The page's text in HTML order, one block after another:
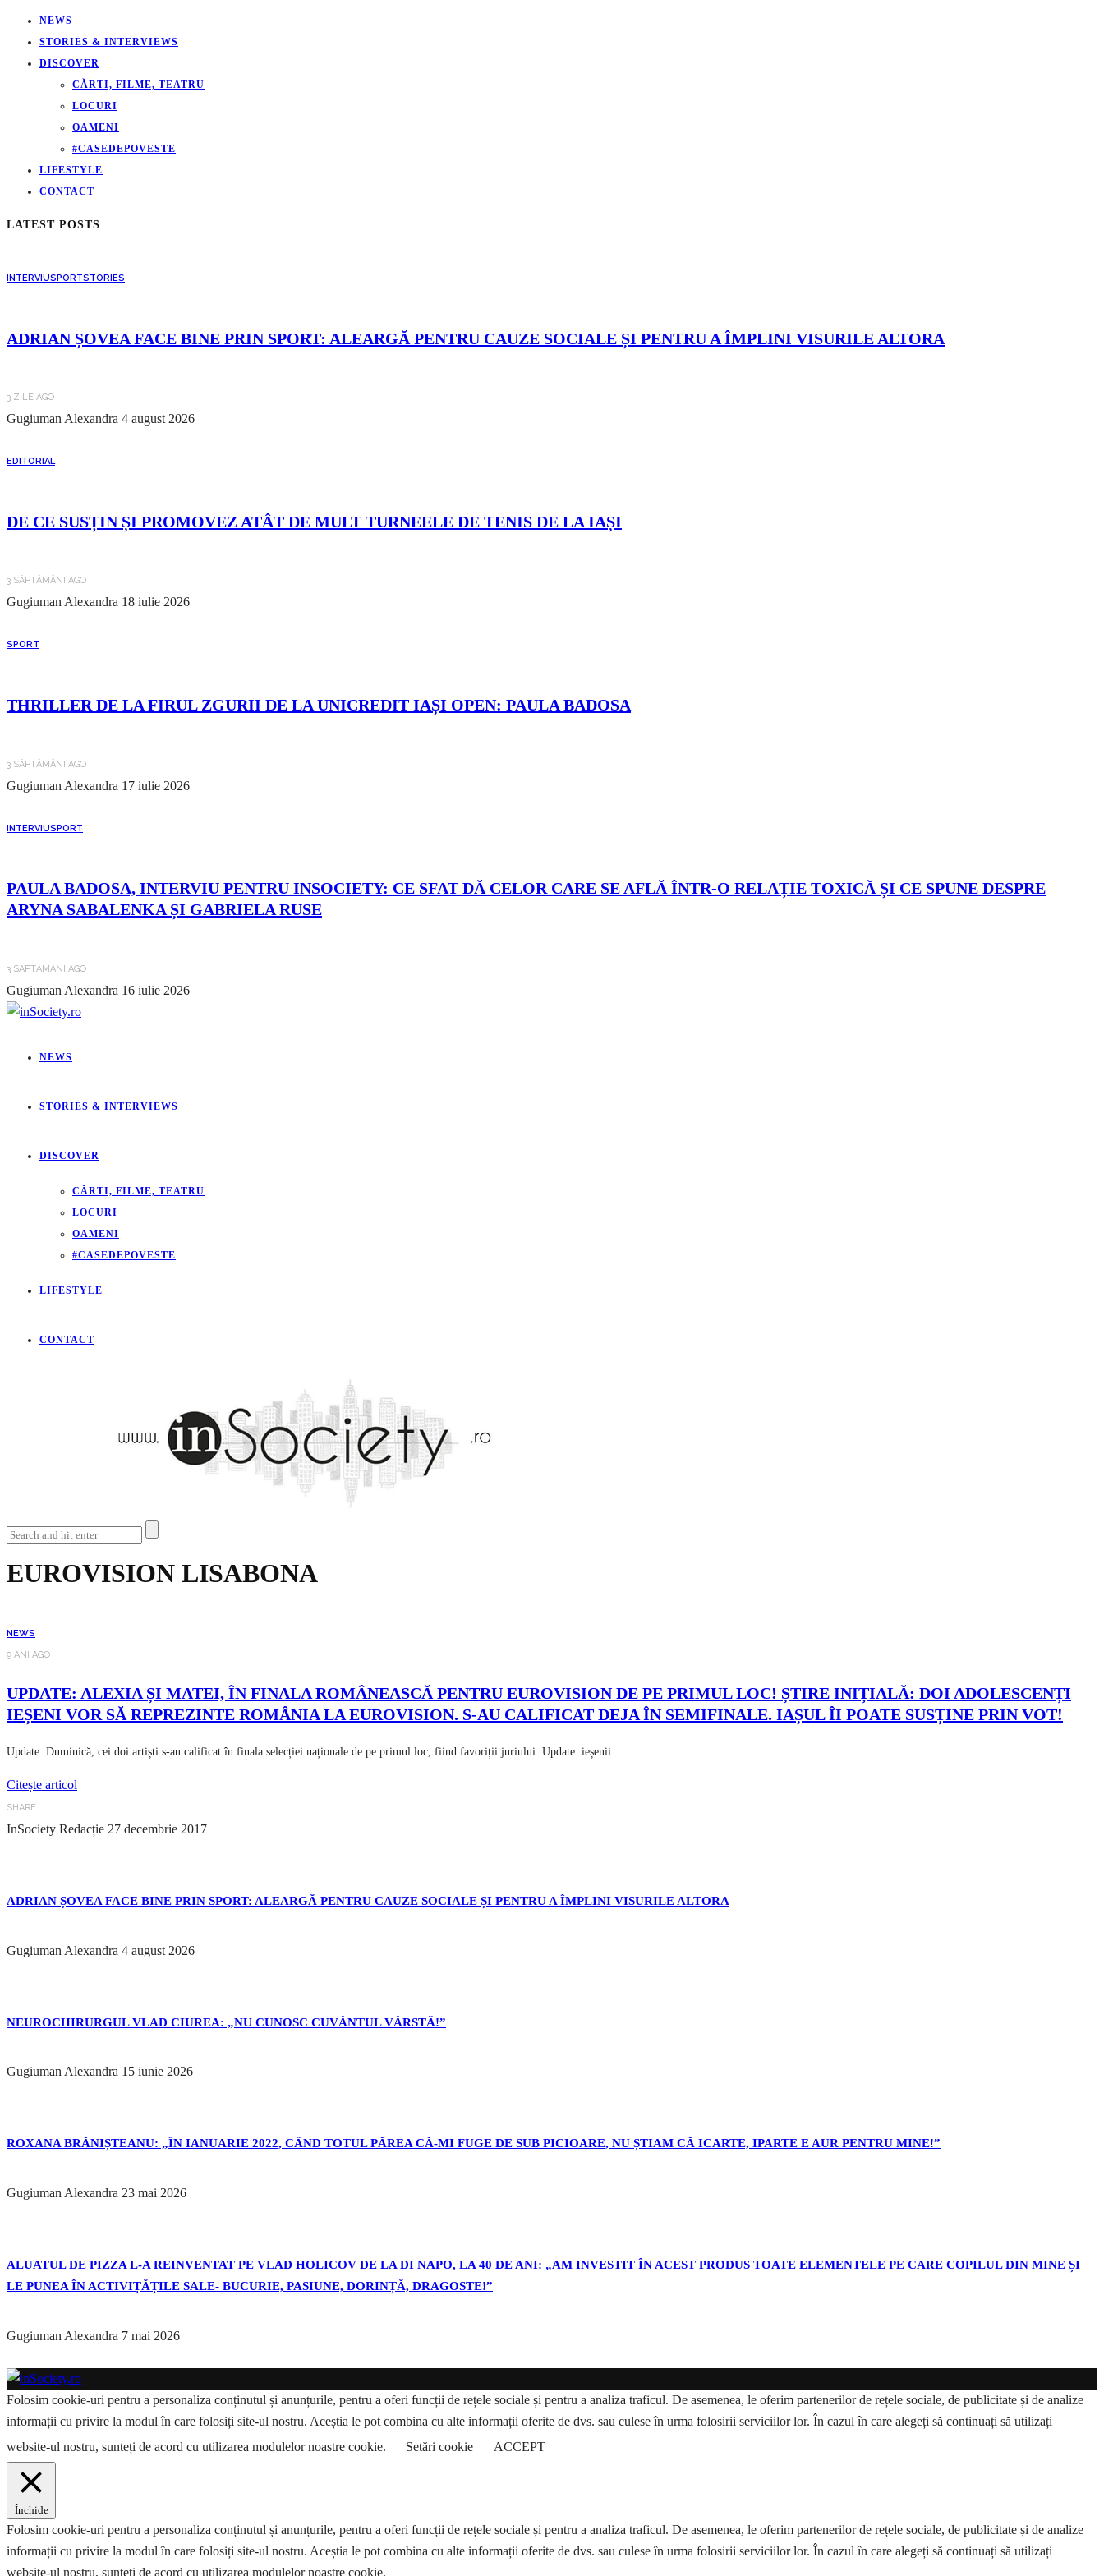
NEWS
STORIES & INTERVIEWS
DISCOVER
CĂRTI, FILME, TEATRU
LOCURI
OAMENI
#CASEDEPOVESTE
LIFESTYLE
CONTACT
LATEST POSTS
INTERVIUSPORTSTORIES
ADRIAN ȘOVEA FACE BINE PRIN SPORT: ALEARGĂ PENTRU CAUZE SOCIALE ȘI PENTRU A ÎMPLINI VISURILE ALTORA
3 ZILE AGO
Gugiuman Alexandra 4 august 2026
EDITORIAL
DE CE SUSȚIN ȘI PROMOVEZ ATÂT DE MULT TURNEELE DE TENIS DE LA IAȘI
3 SĂPTĂMÂNI AGO
Gugiuman Alexandra 18 iulie 2026
SPORT
THRILLER DE LA FIRUL ZGURII DE LA UNICREDIT IAȘI OPEN: PAULA BADOSA
3 SĂPTĂMÂNI AGO
Gugiuman Alexandra 17 iulie 2026
INTERVIUSPORT
PAULA BADOSA, INTERVIU PENTRU INSOCIETY: CE SFAT DĂ CELOR CARE SE AFLĂ ÎNTR-O RELAȚIE TOXICĂ ȘI CE SPUNE DESPRE
ARYNA SABALENKA ȘI GABRIELA RUSE
3 SĂPTĂMÂNI AGO
Gugiuman Alexandra 16 iulie 2026
NEWS
STORIES & INTERVIEWS
DISCOVER
CĂRTI, FILME, TEATRU
LOCURI
OAMENI
#CASEDEPOVESTE
LIFESTYLE
CONTACT
EUROVISION LISABONA
NEWS
9 ANI AGO
UPDATE: ALEXIA ȘI MATEI, ÎN FINALA ROMÂNEASCĂ PENTRU EUROVISION DE PE PRIMUL LOC! ȘTIRE INIȚIALĂ: DOI ADOLESCENȚI
IEȘENI VOR SĂ REPREZINTE ROMÂNIA LA EUROVISION. S-AU CALIFICAT DEJA ÎN SEMIFINALE. IAȘUL ÎI POATE SUSȚINE PRIN VOT!
Update: Duminică, cei doi artiști s-au calificat în finala selecției naționale de pe primul loc, fiind favoriții juriului. Update: ieșenii
Citește articol
SHARE
InSociety Redacție 27 decembrie 2017
ADRIAN ȘOVEA FACE BINE PRIN SPORT: ALEARGĂ PENTRU CAUZE SOCIALE ȘI PENTRU A ÎMPLINI VISURILE ALTORA
Gugiuman Alexandra 4 august 2026
NEUROCHIRURGUL VLAD CIUREA: „NU CUNOSC CUVÂNTUL VÂRSTĂ!”
Gugiuman Alexandra 15 iunie 2026
ROXANA BRĂNIȘTEANU: „ÎN IANUARIE 2022, CÂND TOTUL PĂREA CĂ-MI FUGE DE SUB PICIOARE, NU ȘTIAM CĂ ICARTE, IPARTE E AUR PENTRU MINE!”
Gugiuman Alexandra 23 mai 2026
ALUATUL DE PIZZA L-A REINVENTAT PE VLAD HOLICOV DE LA DI NAPO, LA 40 DE ANI: „AM INVESTIT ÎN ACEST PRODUS TOATE ELEMENTELE PE CARE COPILUL DIN MINE ȘI
LE PUNEA ÎN ACTIVIȚĂȚILE SALE- BUCURIE, PASIUNE, DORINȚĂ, DRAGOSTE!”
Gugiuman Alexandra 7 mai 2026
Folosim cookie-uri pentru a personaliza conținutul și anunțurile, pentru a oferi funcții de rețele sociale și pentru a analiza traficul. De asemenea, le oferim partenerilor de rețele sociale, de publicitate și de analize
informații cu privire la modul în care folosiți site-ul nostru. Aceștia le pot combina cu alte informații oferite de dvs. sau culese în urma folosirii serviciilor lor. În cazul în care alegeți să continuați să utilizați
website-ul nostru, sunteți de acord cu utilizarea modulelor noastre cookie.
Setări cookie ACCEPT
Închide
Folosim cookie-uri pentru a personaliza conținutul și anunțurile, pentru a oferi funcții de rețele sociale și pentru a analiza traficul. De asemenea, le oferim partenerilor de rețele sociale, de publicitate și de analize
informații cu privire la modul în care folosiți site-ul nostru. Aceștia le pot combina cu alte informații oferite de dvs. sau culese în urma folosirii serviciilor lor. În cazul în care alegeți să continuați să utilizați
website-ul nostru, sunteți de acord cu utilizarea modulelor noastre cookie.